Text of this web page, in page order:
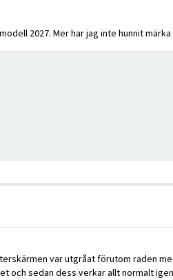
2027. Mer har jag inte hunnit märka
var utgråat förutom raden
och sedan dess verkar allt normalt